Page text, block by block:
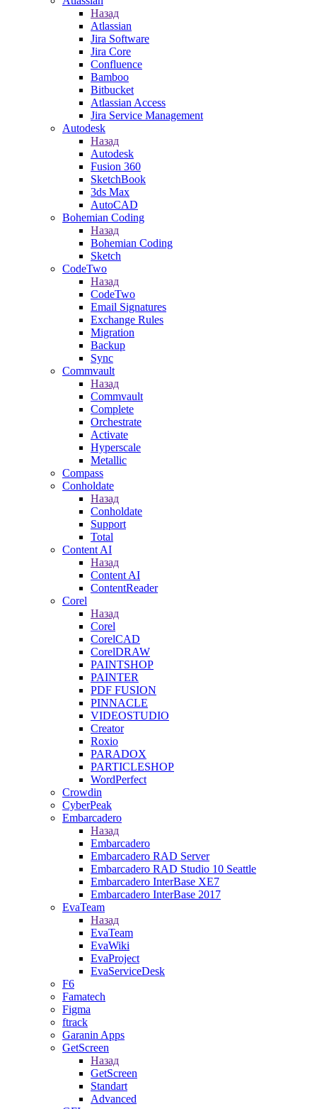
Назад
Atlassian
Jira Software
Jira Core
Confluence
Bamboo
Bitbucket
Atlassian Access
Jira Service Management
Autodesk
Назад
Autodesk
Fusion 360
SketchBook
3ds Max
AutoCAD
Bohemian Coding
Назад
Bohemian Coding
Sketch
CodeTwo
Назад
CodeTwo
Email Signatures
Exchange Rules
Migration
Backup
Sync
Commvault
Назад
Commvault
Complete
Orchestrate
Activate
Hyperscale
Metallic
Compass
Conholdate
Назад
Conholdate
Support
Total
Content AI
Назад
Content AI
ContentReader
Corel
Назад
Corel
CorelCAD
CorelDRAW
PAINTSHOP
PAINTER
PDF FUSION
PINNACLE
VIDEOSTUDIO
Creator
Roxio
PARADOX
PARTICLESHOP
WordPerfect
Crowdin
CyberPeak
Embarcadero
Назад
Embarcadero
Embarcadero RAD Server
Embarcadero RAD Studio 10 Seattle
Embarcadero InterBase XE7
Embarcadero InterBase 2017
EvaTeam
Назад
EvaTeam
EvaWiki
EvaProject
EvaServiceDesk
F6
Famatech
Figma
ftrack
Garanin Apps
GetScreen
Назад
GetScreen
Standart
Advanced